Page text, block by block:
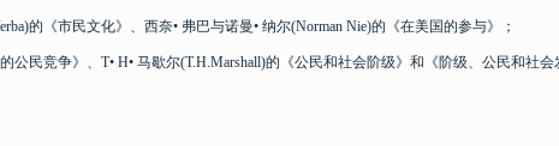
的《市民文化》、西奈• 弗巴与诺曼• 纳尔(Norman Nie)的《在美国的参与》；
民竞争》、T• H• 马歇尔(T.H.Marshall)的《公民和社会阶级》和《阶级、公民和社会